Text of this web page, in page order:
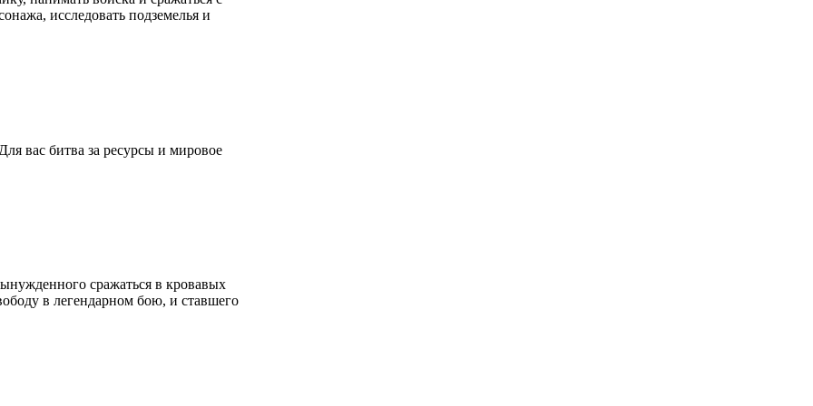
исследовать подземелья и
вас битва за ресурсы и мировое
сражаться в кровавых
в легендарном бою, и ставшего